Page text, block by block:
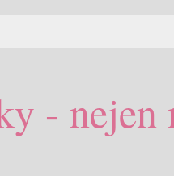
- nejen